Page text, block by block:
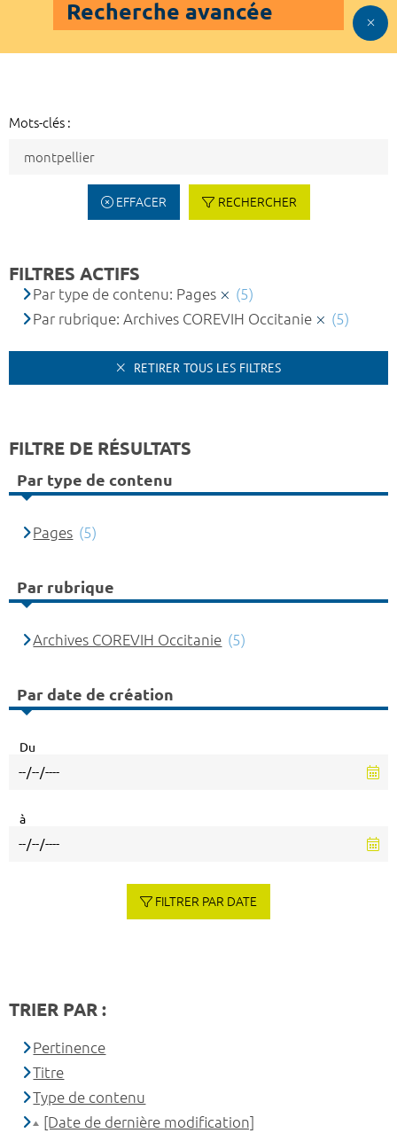
Recherche avancée
Mots-clés :
EFFACER RECHERCHER
FILTRES ACTIFS
Par type de contenu: Pages
(5)
Par rubrique: Archives COREVIH Occitanie
(5)
RETIRER TOUS LES FILTRES
FILTRE DE RÉSULTATS
Par type de contenu
Pages (5)
Par rubrique
Archives COREVIH Occitanie (5)
Par date de création
Du
à
FILTRER PAR DATE
TRIER PAR :
Pertinence
Titre
Type de contenu
[Date de dernière modification]